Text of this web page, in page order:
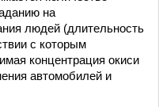
на
людей (длительность
с которым
концентрация окиси
автомобилей и